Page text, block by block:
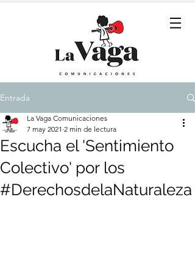
Entrada
Escucha el 'Sentimiento
Colectivo' por los
#DerechosdelaNaturaleza
La Vaga Comunicaciones
7 may 2021 2 min de lectura